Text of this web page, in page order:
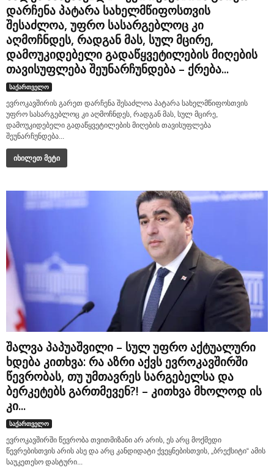
დარჩენა პატარა სახელმწიფოსთვის
შესაძლოა, უფრო სასარგებლოც კი
აღმოჩნდეს, რადგან მას, სულ მცირე,
დამოუკიდებელი გადაწყვეტილების მიღების
თავისუფლება შეუნარჩუნდება – ქრება...
საქართველო
ევროკავშირის გარეთ დარჩენა შესაძლოა პატარა სახელმწიფოსთვის
უფრო სასარგებლოც კი აღმოჩნდეს, რადგან მას, სულ მცირე,
დამოუკიდებელი გადაწყვეტილების მიღების თავისუფლება
შეუნარჩუნდება...
იხილეთ მეტი
შალვა პაპუაშვილი – სულ უფრო აქტუალური
ხდება კითხვა: რა აზრი აქვს ევროკავშირში
წევრობას, თუ უმთავრეს სარგებელსა და
ბერკეტებს გართმევენ?! – კითხვა მხოლოდ ის
კი...
საქართველო
ევროკავშირში წევრობა თვითმიზანი არ არის, ეს არც მოქმედი
წევრებისთვის არის ასე და არც კანდიდატი ქვეყნებისთვის, „ბრექსიტი“ ამის
საუკეთესო დასტური...